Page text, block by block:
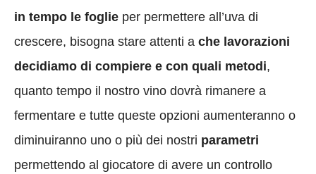
in tempo le foglie per permettere all’uva di
crescere, bisogna stare attenti a che lavorazioni
decidiamo di compiere e con quali metodi,
quanto tempo il nostro vino dovrà rimanere a
fermentare e tutte queste opzioni aumenteranno o
diminuiranno uno o più dei nostri parametri
permettendo al giocatore di avere un controllo